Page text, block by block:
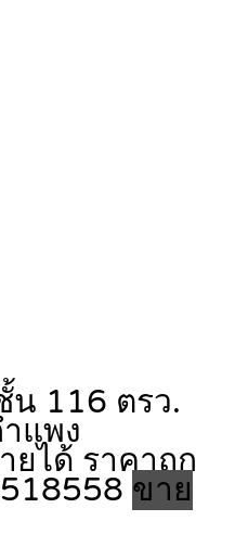
น 116 ตรว.
แพง
ยได้ ราคาถูก
ขาย